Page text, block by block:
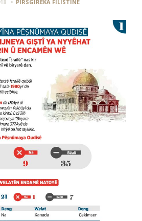
PIRSGIRÊKA FILISTÎNÊ